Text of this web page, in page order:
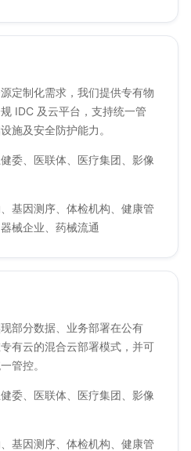
定制化需求，我们提供专有物
IDC 及云平台，支持统一管
施及安全防护能力。
委、医联体、医疗集团、影像
基因测序、体检机构、健康管
械企业、药械流通
部分数据、业务部署在公有
有云的混合云部署模式，并可
管控。
委、医联体、医疗集团、影像
基因测序、体检机构、健康管